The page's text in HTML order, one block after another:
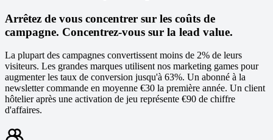
Arrêtez de vous concentrer sur les coûts de
campagne. Concentrez-vous sur la lead value.
La plupart des campagnes convertissent moins de 2% de leurs
visiteurs. Les grandes marques utilisent nos marketing games pour
augmenter les taux de conversion jusqu'à 63%. Un abonné à la
newsletter commande en moyenne €30 la première année. Un client
hôtelier après une activation de jeu représente €90 de chiffre
d'affaires.